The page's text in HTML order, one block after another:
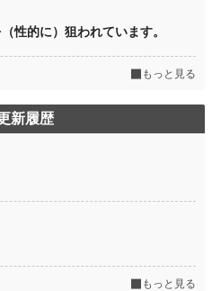
性的に）狙われています。
もっと見る
新履歴
もっと見る